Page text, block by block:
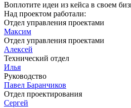
Воплотите идеи из кейса в своем
Над проектом работали:
Отдел управления проектами
Максим
Отдел управления проектами
Алексей
Технический отдел
Илья
Руководство
Павел Баранчиков
Отдел проектирования
Сергей